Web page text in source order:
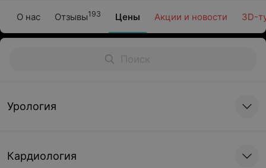
О нас Отзывы193 Цены Акции и новости 3D-
Урология
Кардиология